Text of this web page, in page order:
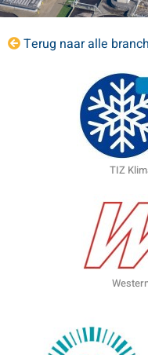
Terug naar alle
TIZ